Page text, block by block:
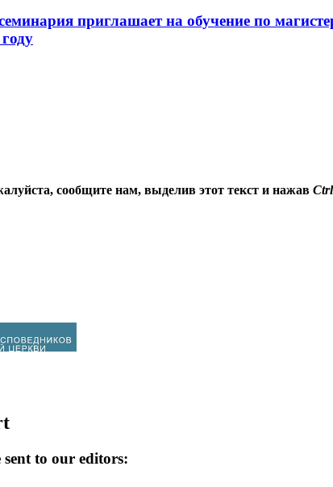
приглашает на обучение по
сообщите нам, выделив этот текст и нажав
to our editors: